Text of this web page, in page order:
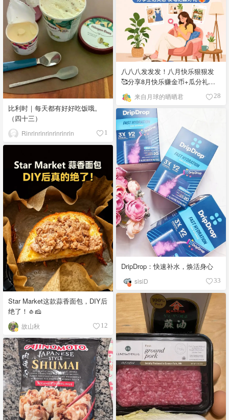
比利时｜每天都有好好吃饭哦。
（四十三）
Rinrinrinrinrinrinrin 1
八八八发发发！八月快乐狠狠发
🥰分享8月快乐赚金币+瓜分礼卡
啦~
来自月球的晒晒君 28
DripDrop：快速补水，焕活身心
sisiD 33
Star Market这款蒜香面包，DIY后
绝了！🧄🧀
故山秋 12